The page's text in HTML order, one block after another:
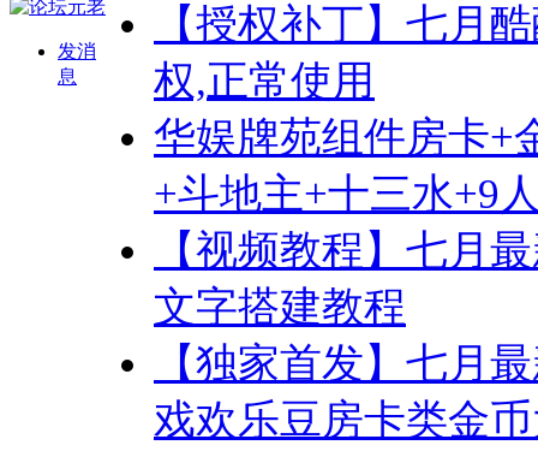
发消
息
【授权补丁】七月
权,正常使用
华娱牌苑组件房卡+
+斗地主+十三水+9
【视频教程】七月
文字搭建教程
【独家首发】七月
戏欢乐豆房卡类金